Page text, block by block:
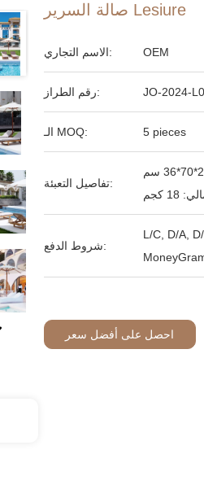
صالة السرير Lesiure
الاسم التجاري: OEM
رقم الطراز: JO-2024-
الـ MOQ: 5 pieces
تفاصيل التعبئة:
كجم
شروط الدفع:
L/C, D/A,
احصل على أفضل سعر